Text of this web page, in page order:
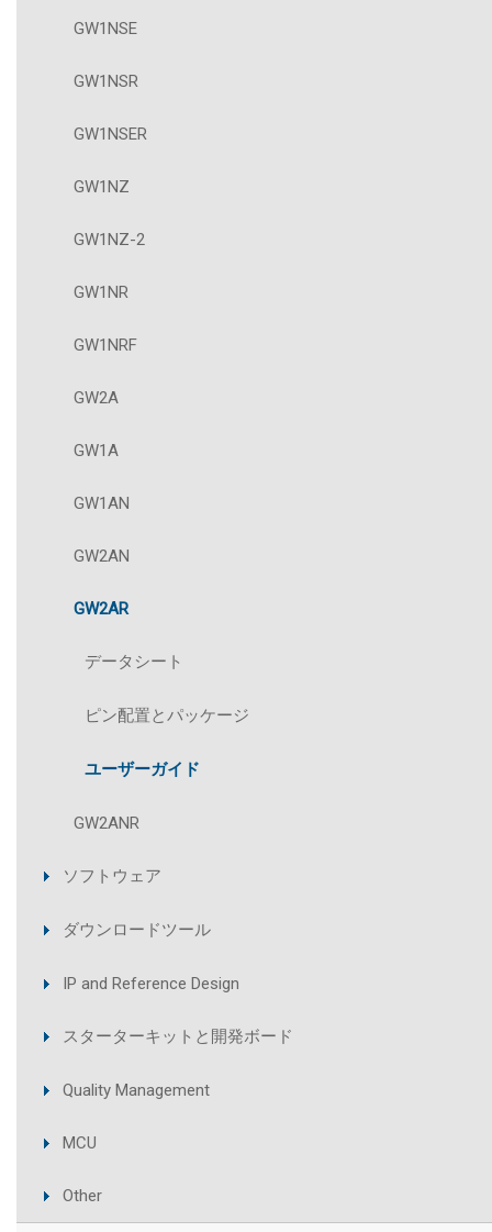
GW1NSE
GW1NSR
GW1NSER
GW1NZ
GW1NZ-2
GW1NR
GW1NRF
GW2A
GW1A
GW1AN
GW2AN
GW2AR
データシート
ピン配置とパッケージ
ユーザーガイド
GW2ANR
ソフトウェア
ダウンロードツール
IP and Reference Design
スターターキットと開発ボード
Quality Management
MCU
Other